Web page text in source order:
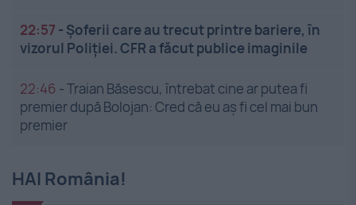
22:57 - Șoferii care au trecut printre bariere, în
vizorul Poliției. CFR a făcut publice imaginile
22:46 -Traian Băsescu, întrebat cine ar putea fi
premier după Bolojan: Cred că eu aș fi cel mai bun
premier
HAI România!